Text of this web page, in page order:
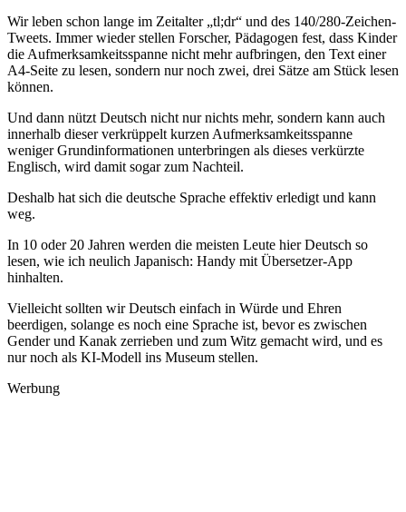
Wir leben schon lange im Zeitalter „tl;dr“ und des 140/280-Zeichen-
Tweets. Immer wieder stellen Forscher, Pädagogen fest, dass Kinder
die Aufmerksamkeitsspanne nicht mehr aufbringen, den Text einer
A4-Seite zu lesen, sondern nur noch zwei, drei Sätze am Stück lesen
können.
Und dann nützt Deutsch nicht nur nichts mehr, sondern kann auch
innerhalb dieser verkrüppelt kurzen Aufmerksamkeitsspanne
weniger Grundinformationen unterbringen als dieses verkürzte
Englisch, wird damit sogar zum Nachteil.
Deshalb hat sich die deutsche Sprache effektiv erledigt und kann
weg.
In 10 oder 20 Jahren werden die meisten Leute hier Deutsch so
lesen, wie ich neulich Japanisch: Handy mit Übersetzer-App
hinhalten.
Vielleicht sollten wir Deutsch einfach in Würde und Ehren
beerdigen, solange es noch eine Sprache ist, bevor es zwischen
Gender und Kanak zerrieben und zum Witz gemacht wird, und es
nur noch als KI-Modell ins Museum stellen.
Werbung